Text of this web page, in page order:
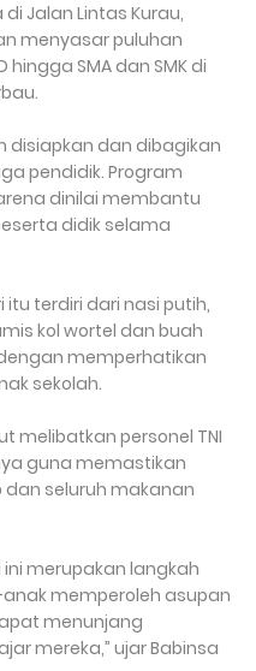
Jalan Lintas Kurau,
menyasar puluhan
SMA dan SMK di
disiapkan dan dibagikan
pendidik. Program
dinilai membantu
didik selama
terdiri dari nasi putih,
kol wortel dan buah
memperhatikan
sekolah.
melibatkan personel TNI
guna memastikan
seluruh makanan
merupakan langkah
memperoleh asupan
menunjang
mereka,” ujar Babinsa